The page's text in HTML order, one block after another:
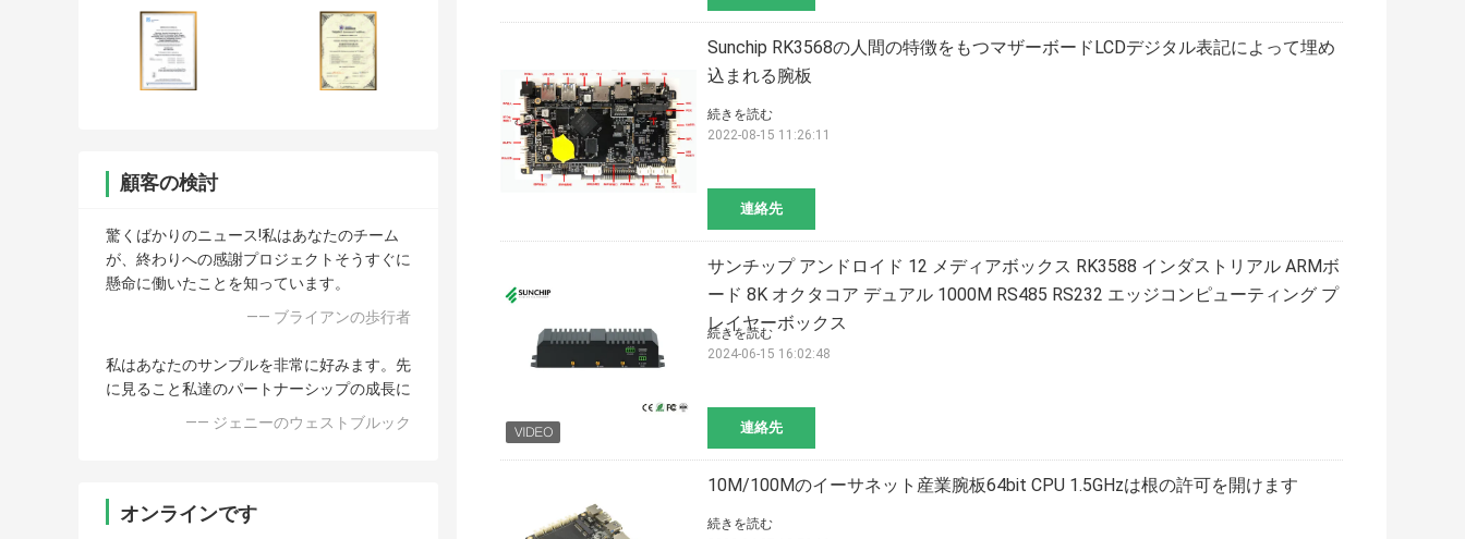
顧客の検討
驚くばかりのニュース!私はあなたのチーム
が、終わりへの感謝プロジェクトそうすぐに
懸命に働いたことを知っています。
—— ブライアンの歩行者
私はあなたのサンプルを非常に好みます。先
に見ること私達のパートナーシップの成長に
—— ジェニーのウェストブルック
オンラインです
Sunchip RK3568の人間の特徴をもつマザーボードLCDデジタル表記によって埋め
込まれる腕板
連絡先
続きを読む
2022-08-15 11:26:11
サンチップ アンドロイド 12 メディアボックス RK3588 インダストリアル ARMボ
ード 8K オクタコア デュアル 1000M RS485 RS232 エッジコンピューティング プ
レイヤーボックス
連絡先
続きを読む
2024-06-15 16:02:48
10M/100Mのイーサネット産業腕板64bit CPU 1.5GHzは根の許可を開けます
続きを読む